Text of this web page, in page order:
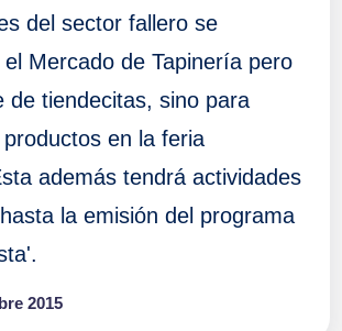
del sector fallero se
Mercado de Tapinería pero
de tiendecitas, sino para
en la feria
además tendrá actividades
la emisión del programa
2015